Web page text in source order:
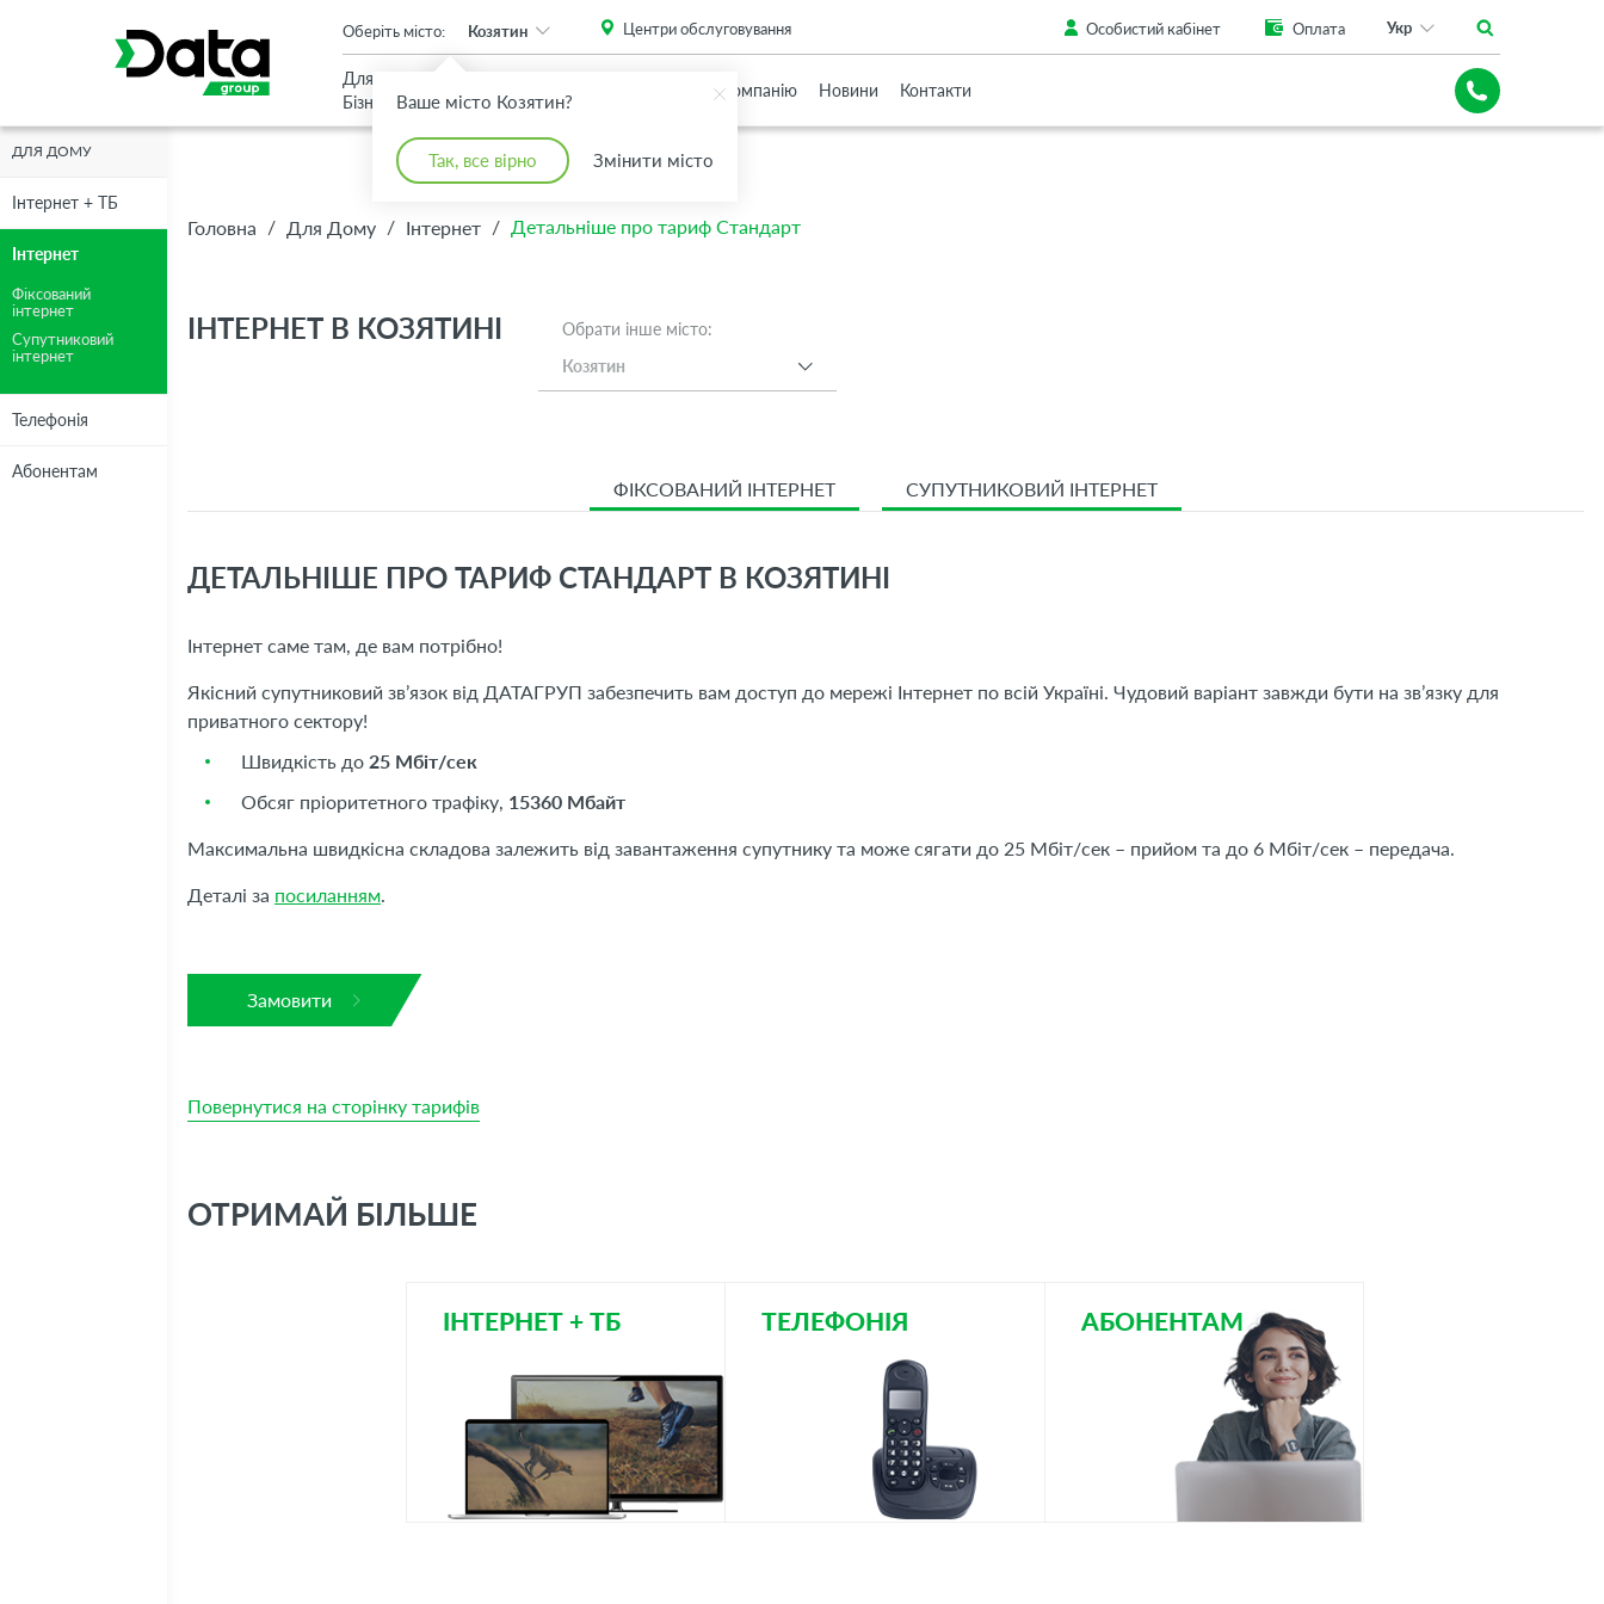
Ваше місто Козятин?
Так, все вірно Змінити місто
Оберіть місто: Козятин Центри обслуговування Особистий кабінет Оплата Укр
Для
Бізнесу
Дому
Про Компанію Новини Контакти
ДЛЯ ДОМУ
Інтернет + ТБ
Інтернет
Фіксований
інтернет
Супутниковий
інтернет
Телефонія
Абонентам
Головна / Для Дому / Інтернет / Детальніше про тариф Стандарт
ІНТЕРНЕТ В КОЗЯТИНІ
Обрати інше місто:
Козятин
ФІКСОВАНИЙ ІНТЕРНЕТ СУПУТНИКОВИЙ ІНТЕРНЕТ
ДЕТАЛЬНІШЕ ПРО ТАРИФ СТАНДАРТ В КОЗЯТИНІ
Інтернет саме там, де вам потрібно!
Якісний супутниковий зв’язок від ДАТАГРУП забезпечить вам доступ до мережі Інтернет по всій Україні. Чудовий варіант завжди бути на зв’язку для
приватного сектору!
Швидкість до 25 Мбіт/сек
Обсяг пріоритетного трафіку, 15360 Мбайт
Максимальна швидкісна складова залежить від завантаження супутнику та може сягати до 25 Мбіт/сек – прийом та до 6 Мбіт/сек – передача.
Деталі за посиланням.
Замовити
Повернутися на сторінку тарифів
ОТРИМАЙ БІЛЬШЕ
ІНТЕРНЕТ + ТБ ТЕЛЕФОНІЯ АБОНЕНТАМ
An important update (Chrome 143) is available for your browser. Please install this critical browser update